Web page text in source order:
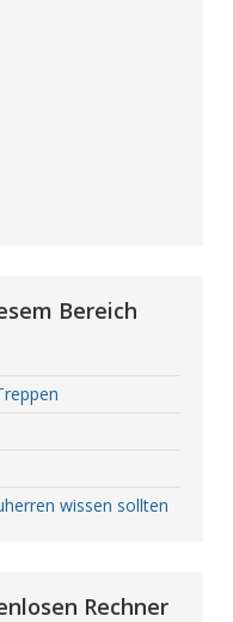
Bereich
wissen sollten
Rechner